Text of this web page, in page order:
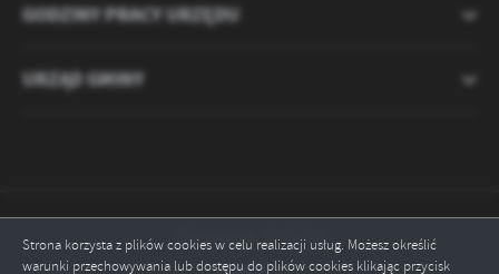
Strona korzysta z plików cookies w celu realizacji usług. Możesz określić
warunki przechowywania lub dostępu do plików cookies klikając przycisk
GODZINY PRACY URZĘDU
URZĄD GMINY
Odwiedzin: 2120813